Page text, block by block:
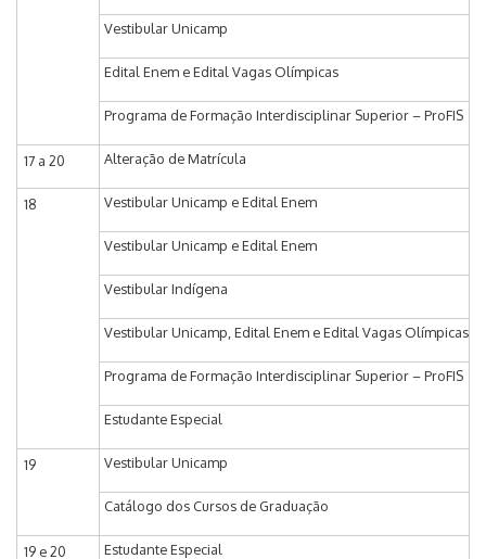
Vestibular Unicamp
Edital Enem e Edital Vagas Olímpicas
Programa de Formação Interdisciplinar Superior – ProFIS
17 a 20 Alteração de Matrícula
18 Vestibular Unicamp e Edital Enem
Vestibular Unicamp e Edital Enem
Vestibular Indígena
Vestibular Unicamp, Edital Enem e Edital Vagas Olímpicas
Programa de Formação Interdisciplinar Superior – ProFIS
Estudante Especial
19 Vestibular Unicamp
Catálogo dos Cursos de Graduação
19 e 20 Estudante Especial